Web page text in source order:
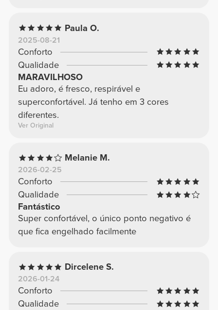
Paula O.
2025-08-21
Conforto
Qualidade
MARAVILHOSO
Eu adoro, é fresco, respirável e
superconfortável. Já tenho em 3 cores
diferentes.
Ver Original
Melanie M.
2026-02-25
Conforto
Qualidade
Fantástico
Super confortável, o único ponto negativo é
que fica engelhado facilmente
Dircelene S.
2026-01-24
Conforto
Qualidade